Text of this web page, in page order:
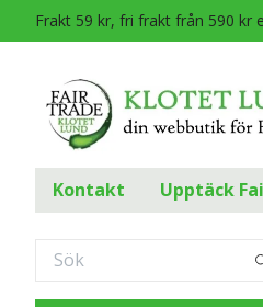
Frakt 59 kr, fri frakt från 590 kr
Kontakt Upptäck